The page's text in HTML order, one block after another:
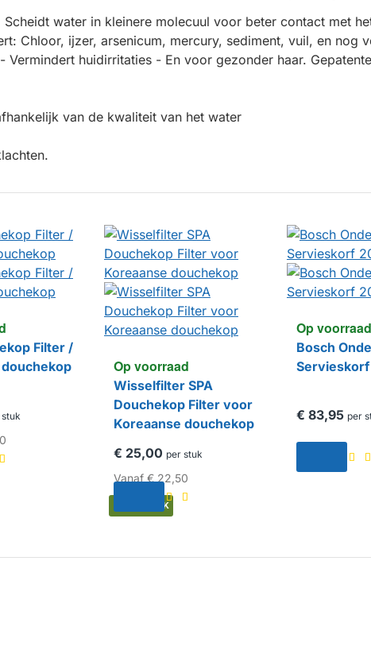
water in kleinere molecuul voor beter contact met
Chloor, ijzer, arsenicum, mercury, sediment, vuil, en nog
Vermindert huidirritaties - En voor gezonder haar.
van de kwaliteit van het water
Filter /
stuk
HUISMERK
Op voorraad
Wisselfilter SPA
Douchekop Filter voor
Koreaanse douchekop
€ 25,00 per stuk
Vanaf€ 22,50
Op voorraad
Bosch
€ 83,95 per